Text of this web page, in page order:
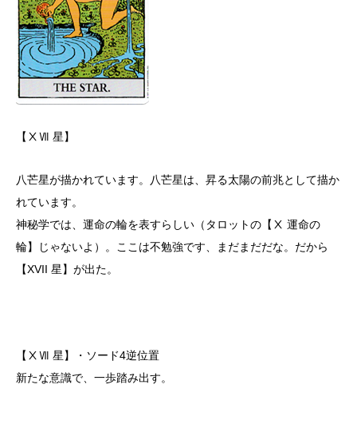
【ⅩⅦ 星】
八芒星が描かれています。八芒星は、昇る太陽の前兆として描か
れています。
神秘学では、運命の輪を表すらしい（タロットの【Ⅹ 運命の
輪】じゃないよ）。ここは不勉強です、まだまだだな。だから
【XVII 星】が出た。
【ⅩⅦ 星】・ソード4逆位置
新たな意識で、一歩踏み出す。